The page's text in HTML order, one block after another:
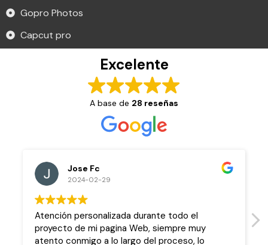
Gopro Photos
Capcut pro
Excelente
A base de 28 reseñas
todo el
siempre muy
del proceso, lo
Thelma Limón
Hola me encanto trabajar con el
trabajo muy creativo y
fue que me entregó todo en